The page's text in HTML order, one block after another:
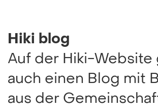
Hiki blog
Auf der Hiki-Website
auch einen Blog mit
aus der